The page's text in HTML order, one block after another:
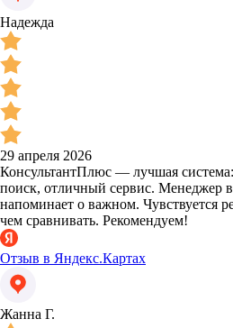
Надежда
29 апреля 2026
КонсультантПлюс — лучшая система:
поиск, отличный сервис. Менеджер
напоминает о важном. Чувствуется
чем сравнивать. Рекомендуем!
Отзыв в Яндекс.Картах
Жанна Г.